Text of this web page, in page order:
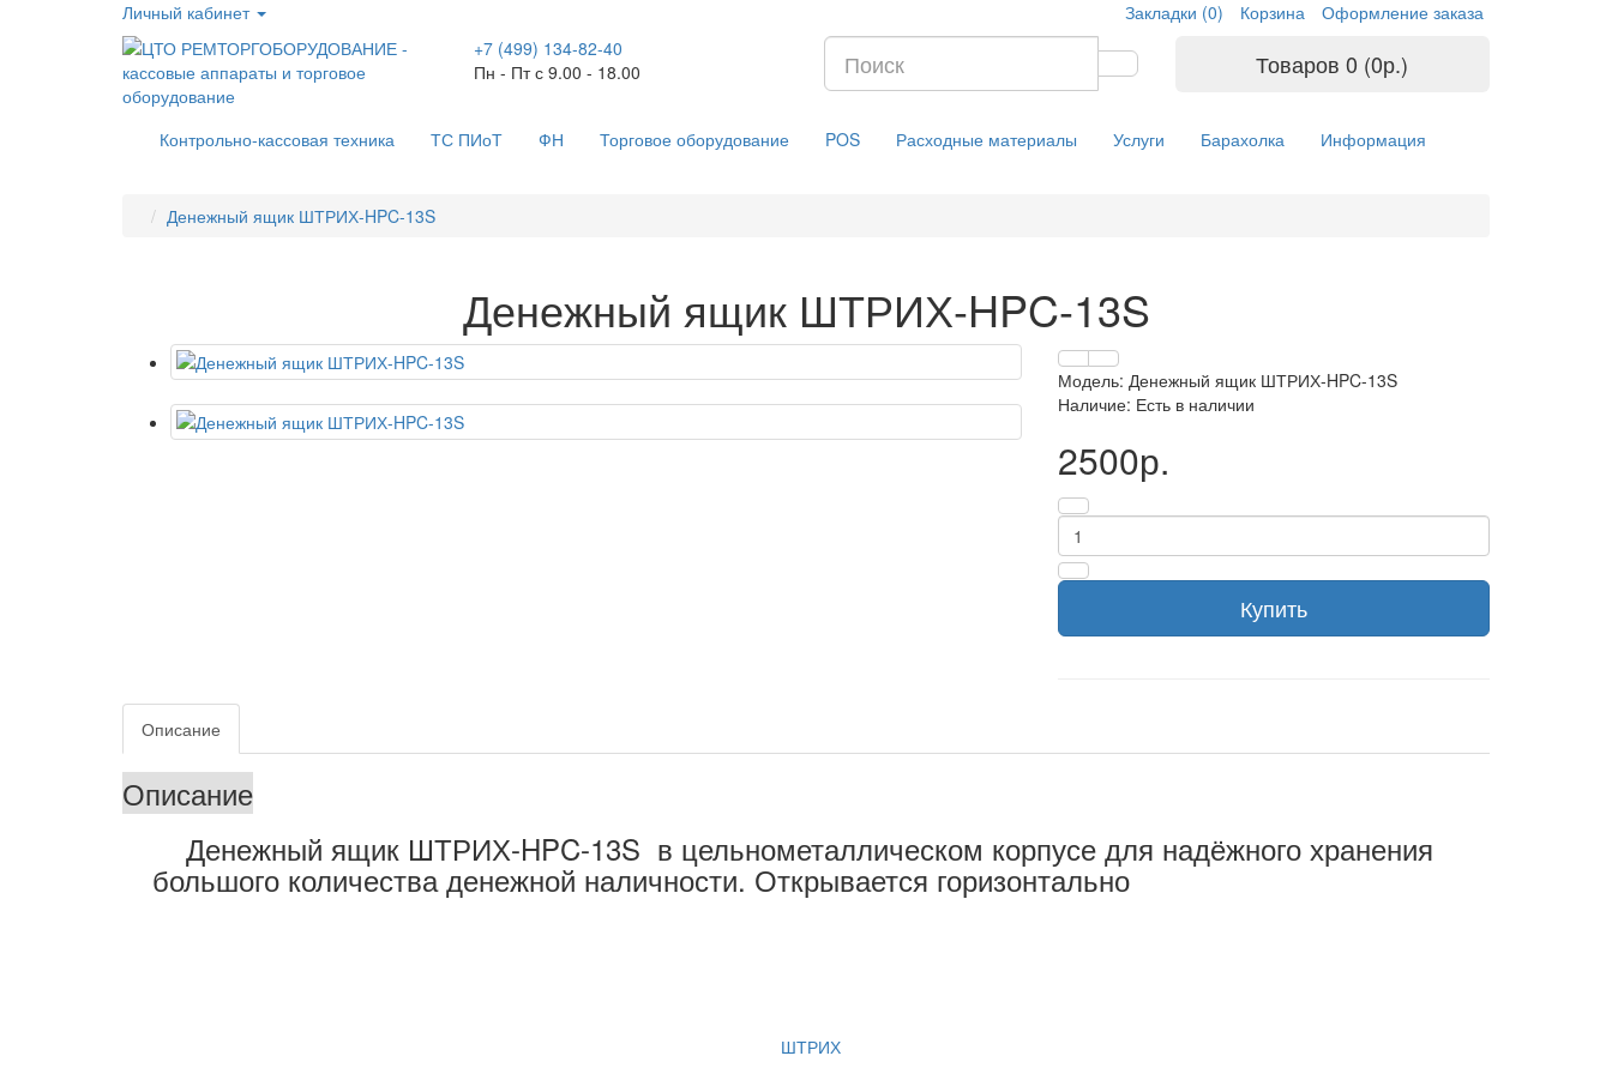
Личный кабинет Закладки (0) Корзина
Оформление заказа
+7 (499) 134-82-40
Пн - Пт с 9.00 - 18.00
Товаров 0 (0р.)
Контрольно-кассовая техника ТС ПИоТ ФН Торговое оборудование POS Расходные материалы Услуги Барахолка Информация
Денежный ящик ШТРИХ-HPC-13S
Денежный ящик ШТРИХ-HPC-13S
Модель: Денежный ящик ШТРИХ-HPC-13S
Наличие: Есть в наличии
2500р.
Купить
Описание
Описание
Денежный ящик ШТРИХ-HPC-13S в цельнометаллическом корпусе для надёжного хранения
большого количества денежной наличности. Открывается горизонтально
ШТРИХ